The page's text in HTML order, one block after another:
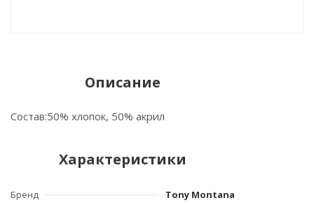
Описание
Состав:50% хлопок, 50% акрил
Характеристики
Бренд
Tony Montana